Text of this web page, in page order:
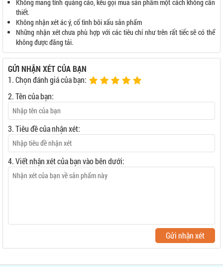
Không mang tính quảng cáo, kêu gọi mua sản phẩm một cách không cần
thiết.
Không nhận xét ác ý, cố tình bôi xấu sản phẩm
Những nhận xét chưa phù hợp với các tiêu chí như trên rất tiếc sẽ có thể
không được đăng tải.
GỬI NHẬN XÉT CỦA BẠN
1. Chọn đánh giá của bạn:
2. Tên của bạn:
3. Tiêu đề của nhận xét:
4. Viết nhận xét của bạn vào bên dưới:
Gửi nhận xét